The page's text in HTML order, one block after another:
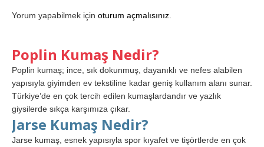
Yorum yapabilmek için oturum açmalısınız
Poplin Kumaş Nedir?
Poplin kumaş; ince, sık dokunmuş, dayanıklı ve nefes alabilen
yapısıyla giyimden ev tekstiline kadar geniş kullanım alanı sunar.
Türkiye’de en çok tercih edilen kumaşlardandır ve yazlık
giysilerde sıkça karşımıza çıkar.
Jarse Kumaş Nedir?
Jarse kumaş, esnek yapısıyla spor kıyafet ve tişörtlerde en çok